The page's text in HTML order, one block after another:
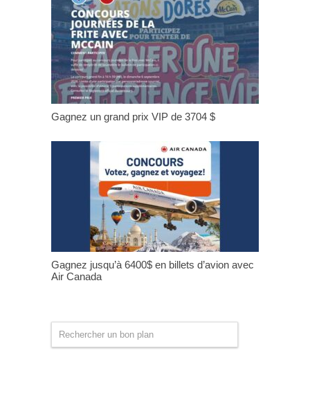
Gagnez un grand prix VIP de 3704 $
Gagnez jusqu’à 6400$ en billets d’avion avec
Air Canada